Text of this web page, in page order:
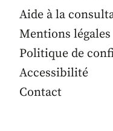
Aide à la
Mentions légales
Politique de
Accessibilité
Contact